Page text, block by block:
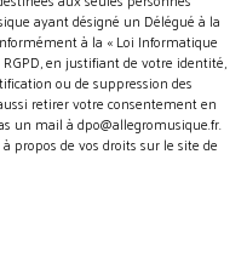
ayant désigné un Délégué à la
à la « Loi Informatique
en justifiant de votre identité,
ou de suppression des
retirer votre consentement en
un mail à dpo@allegromusique.fr.
propos de vos droits sur le site de